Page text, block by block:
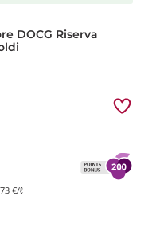
DOCG Riserva
€/ℓ